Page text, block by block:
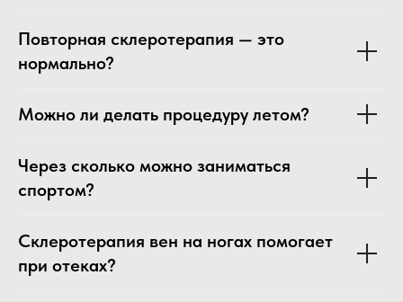
Повторная склеротерапия — это
нормально?
Можно ли делать процедуру летом?
Через сколько можно заниматься
спортом?
Склеротерапия вен на ногах помогает
при отеках?